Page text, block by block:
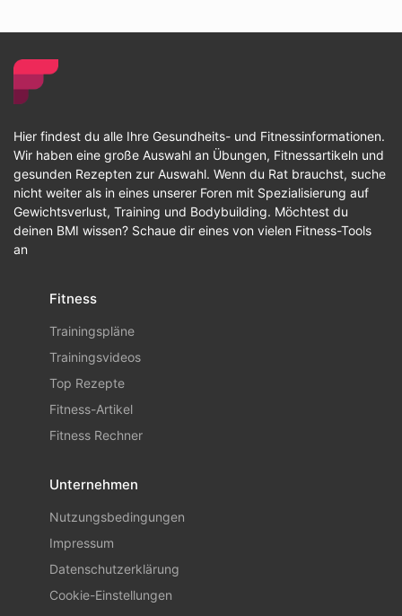
Hier findest du alle Ihre Gesundheits- und Fitnessinformationen.
Wir haben eine große Auswahl an Übungen, Fitnessartikeln und
gesunden Rezepten zur Auswahl. Wenn du Rat brauchst, suche
nicht weiter als in eines unserer Foren mit Spezialisierung auf
Gewichtsverlust, Training und Bodybuilding. Möchtest du
deinen BMI wissen? Schaue dir eines von vielen Fitness-Tools
an
Fitness
Trainingspläne
Trainingsvideos
Top Rezepte
Fitness-Artikel
Fitness Rechner
Unternehmen
Nutzungsbedingungen
Impressum
Datenschutzerklärung
Cookie-Einstellungen